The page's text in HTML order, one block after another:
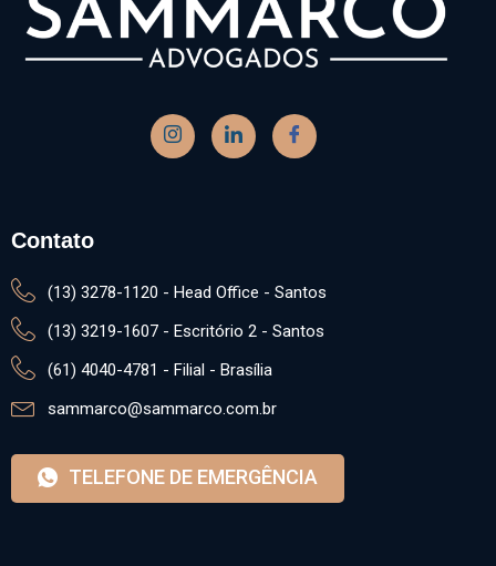
Contato
(13) 3278-1120 - Head Office - Santos
(13) 3219-1607 - Escritório 2 - Santos
(61) 4040-4781 - Filial - Brasília
sammarco@sammarco.com.br
TELEFONE DE EMERGÊNCIA